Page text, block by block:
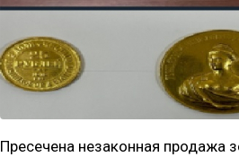
Пресечена незаконная продажа